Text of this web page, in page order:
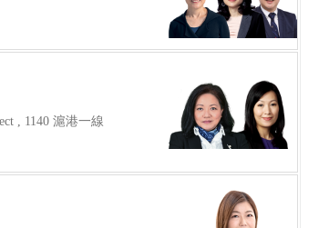
, 1140 滬港一線